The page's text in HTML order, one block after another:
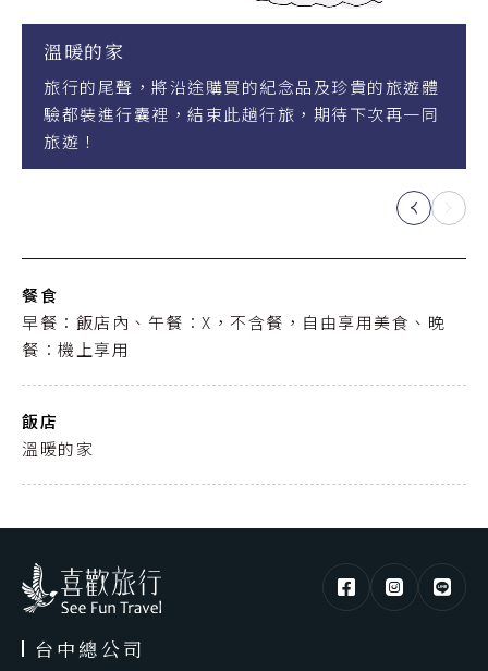
的原料。
在現代建
旅行的尾聲，將沿途購買的紀念品及珍貴的
驗都裝進行囊裡，結束此趟行旅，期待下次
餐食
早餐：飯店內、午餐：X，不含餐，自由享用美食、晚
餐：機上享用
飯店
溫暖的家
台中總公司